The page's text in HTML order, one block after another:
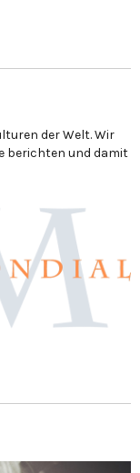
der Welt. Wir
berichten und damit